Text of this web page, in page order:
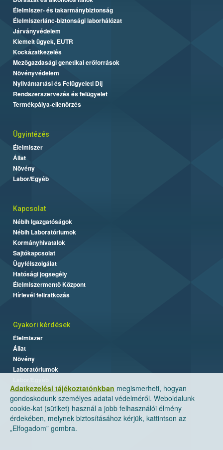
Adatkezelési tájékoztatónkban megismerheti, hogyan
gondoskodunk személyes adatai védelméről. Weboldalunk
cookie-kat (sütiket) használ a jobb felhasználói élmény
érdekében, melynek biztosításához kérjük, kattintson az
„Elfogadom” gombra.
Élelmiszer- és takarmánybiztonság
Élelmiszerlánc-biztonsági laborhálózat
Járványvédelem
Kiemelt ügyek, EUTR
Kockázatkezelés
Mezőgazdasági genetikai erőforrások
Növényvédelem
Nyilvántartási és Felügyeleti Díj
Rendszerszervezés és felügyelet
Termékpálya-ellenőrzés
Ügyintézés
Élelmiszer
Állat
Növény
Labor/Egyéb
Kapcsolat
Nébih Igazgatóságok
Nébih Laboratóriumok
Kormányhivatalok
Sajtókapcsolat
Ügyfélszolgálat
Hatósági jogsegély
Élelmiszermentő Központ
Hírlevél feliratkozás
Gyakori kérdések
Élelmiszer
Állat
Növény
Laboratóriumok